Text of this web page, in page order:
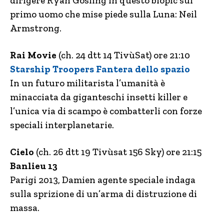
primo uomo che mise piede sulla Luna: Neil
Armstrong.
Rai Movie (ch. 24 dtt 14 TivùSat) ore 21:10
Starship Troopers Fantera dello spazio
In un futuro militarista l’umanità è
minacciata da giganteschi insetti killer e
l’unica via di scampo è combatterli con forze
speciali interplanetarie.
Cielo (ch. 26 dtt 19 Tivùsat 156 Sky) ore 21:15
Banlieu 13
Parigi 2013, Damien agente speciale indaga
sulla sprizione di un’arma di distruzione di
massa.